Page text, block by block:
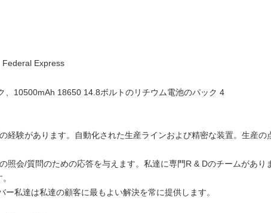
Federal Express
経験があります。自動化された生産ラインおよび精密な装置。生産
照会/質問のための応答を与えます。私達に専門R & Dのチームがあり
ー私達は私達の顧客に最もよい解決を常に提供します。